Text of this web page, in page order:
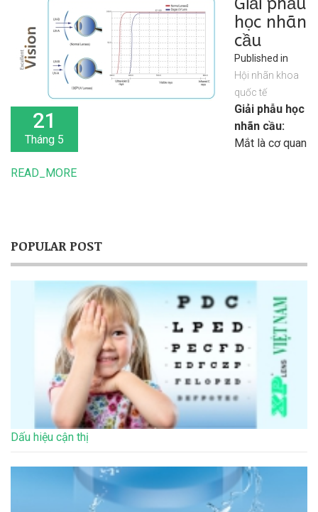
21
Tháng 5
học nhãn
cầu
Published in
Hội nhãn khoa
quốc tế
Giải phẫu học
nhãn cầu:
Mắt là cơ quan
quanh nhiều
hơn bất cứ
giác quan nào
khác.
READ_MORE
POPULAR POST
Dấu hiệu cận thị